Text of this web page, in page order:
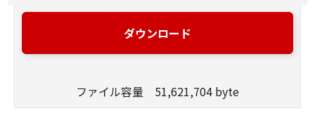
は、本ソフトウェアがユーザーの特定の目
的のために適当であること、もしくは有用
ていかなる保証もいたしません。
キヤノン、キヤノンマーケティングジャパ
ダウンロード
ファイル容量 51,621,704 byte